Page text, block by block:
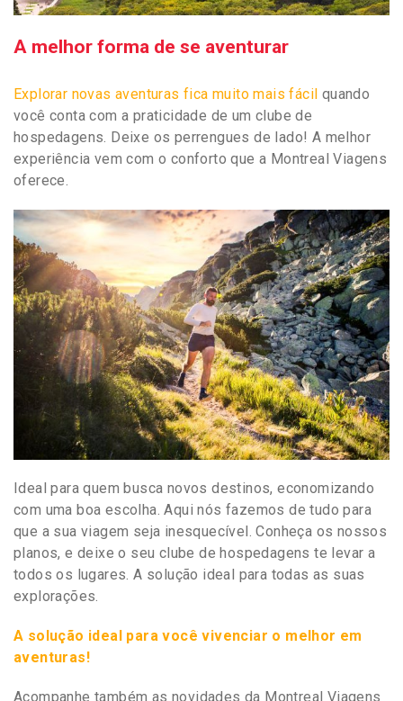
A melhor forma de se aventurar
Explorar novas aventuras fica muito mais fácil quando
você conta com a praticidade de um clube de
hospedagens. Deixe os perrengues de lado! A melhor
experiência vem com o conforto que a Montreal Viagens
oferece.
Ideal para quem busca novos destinos, economizando
com uma boa escolha. Aqui nós fazemos de tudo para
que a sua viagem seja inesquecível. Conheça os nossos
planos, e deixe o seu clube de hospedagens te levar a
todos os lugares.A solução ideal para todas as suas
explorações.
A solução ideal para você vivenciar o melhor em
aventuras!
Acompanhe também as novidades da Montreal Viagens